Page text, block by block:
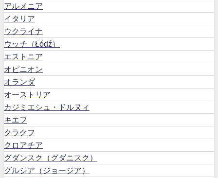
アルメニア
イタリア
ウクライナ
ウッチ（Łódź）
エストニア
オピニオン
オランダ
オーストリア
カジミエシュ・ドルヌィ
キエフ
クラクフ
クロアチア
グダンスク（グダニスク）
グルジア（ジョージア）